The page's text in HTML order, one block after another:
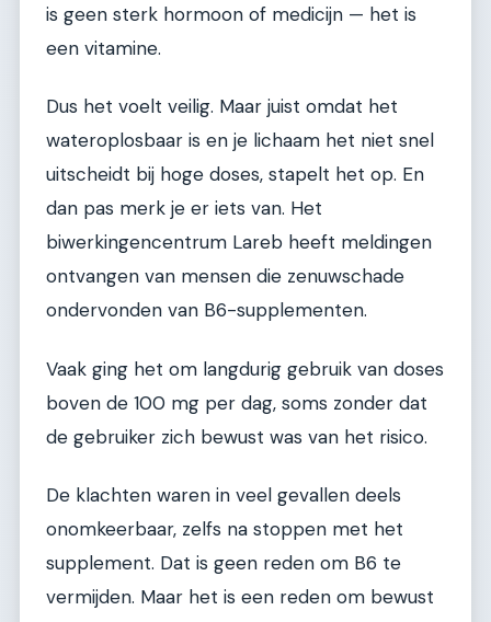
is geen sterk hormoon of medicijn — het is
een vitamine.
Dus het voelt veilig. Maar juist omdat het
wateroplosbaar is en je lichaam het niet snel
uitscheidt bij hoge doses, stapelt het op. En
dan pas merk je er iets van. Het
biwerkingencentrum Lareb heeft meldingen
ontvangen van mensen die zenuwschade
ondervonden van B6-supplementen.
Vaak ging het om langdurig gebruik van doses
boven de 100 mg per dag, soms zonder dat
de gebruiker zich bewust was van het risico.
De klachten waren in veel gevallen deels
onomkeerbaar, zelfs na stoppen met het
supplement. Dat is geen reden om B6 te
vermijden. Maar het is een reden om bewust